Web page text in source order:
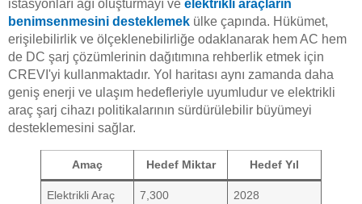
istasyonları ağı oluşturmayı ve elektrikli araçların
benimsenmesini desteklemek ülke çapında. Hükümet,
erişilebilirlik ve ölçeklenebilirliğe odaklanarak hem AC hem
de DC şarj çözümlerinin dağıtımına rehberlik etmek için
CREVI'yi kullanmaktadır. Yol haritası aynı zamanda daha
geniş enerji ve ulaşım hedefleriyle uyumludur ve elektrikli
araç şarj cihazı politikalarının sürdürülebilir büyümeyi
desteklemesini sağlar.
Amaç Hedef Miktar Hedef Yıl
Elektrikli Araç
7,300 2028